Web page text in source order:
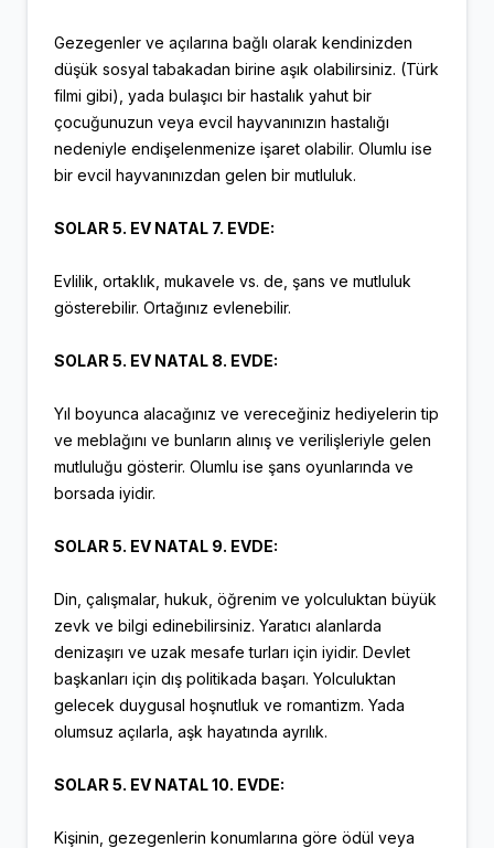
Gezegenler ve açılarına bağlı olarak kendinizden
düşük sosyal tabakadan birine aşık olabilirsiniz. (Türk
filmi gibi), yada bulaşıcı bir hastalık yahut bir
çocuğunuzun veya evcil hayvanınızın hastalığı
nedeniyle endişelenmenize işaret olabilir. Olumlu ise
bir evcil hayvanınızdan gelen bir mutluluk.
SOLAR 5. EV NATAL 7. EVDE:
Evlilik, ortaklık, mukavele vs. de, şans ve mutluluk
gösterebilir. Ortağınız evlenebilir.
SOLAR 5. EV NATAL 8. EVDE:
Yıl boyunca alacağınız ve vereceğiniz hediyelerin tip
ve meblağını ve bunların alınış ve verilişleriyle gelen
mutluluğu gösterir. Olumlu ise şans oyunlarında ve
borsada iyidir.
SOLAR 5. EV NATAL 9. EVDE:
Din, çalışmalar, hukuk, öğrenim ve yolculuktan büyük
zevk ve bilgi edinebilirsiniz. Yaratıcı alanlarda
denizaşırı ve uzak mesafe turları için iyidir. Devlet
başkanları için dış politikada başarı. Yolculuktan
gelecek duygusal hoşnutluk ve romantizm. Yada
olumsuz açılarla, aşk hayatında ayrılık.
SOLAR 5. EV NATAL 10. EVDE:
Kişinin, gezegenlerin konumlarına göre ödül veya